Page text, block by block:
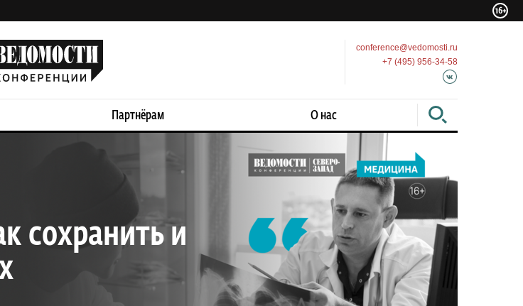
conference@vedomosti.ru
+7 (495) 956-34-58
Партнёрам О нас
сохранить и